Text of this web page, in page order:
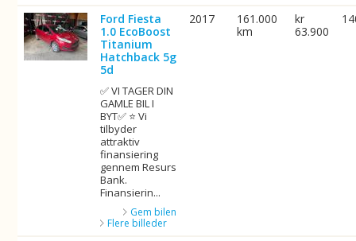
Ford Fiesta
1.0 EcoBoost
Titanium
Hatchback 5g
5d
✅ VI TAGER DIN
GAMLE BIL I
BYT✅ ⭐ Vi
tilbyder
attraktiv
finansiering
gennem Resurs
Bank.
Finansierin...
Gem bilen
Flere billeder
2017
161.000
km
kr
63.900